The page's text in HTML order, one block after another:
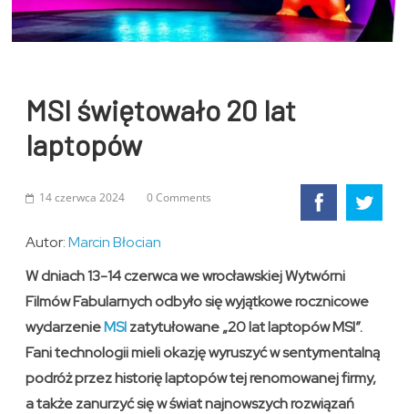
MSI świętowało 20 lat
laptopów
14 czerwca 2024 0 Comments
Autor:Marcin Błocian
W dniach 13-14 czerwca we wrocławskiej Wytwórni
Filmów Fabularnych odbyło się wyjątkowe rocznicowe
wydarzenieMSIzatytułowane „20 lat laptopów MSI”.
Fani technologii mieli okazję wyruszyć w sentymentalną
podróż przez historię laptopów tej renomowanej firmy,
a także zanurzyć się w świat najnowszych rozwiązań